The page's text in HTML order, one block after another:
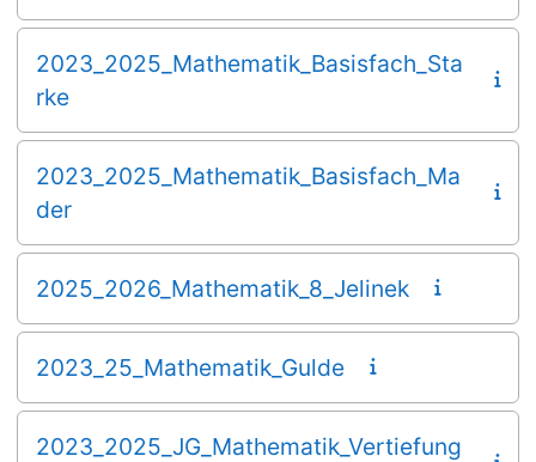
2023_2025_Mathematik_Basisfach_Sta
rke
2023_2025_Mathematik_Basisfach_Ma
der
2025_2026_Mathematik_8_Jelinek
2023_25_Mathematik_Gulde
2023_2025_JG_Mathematik_Vertiefung